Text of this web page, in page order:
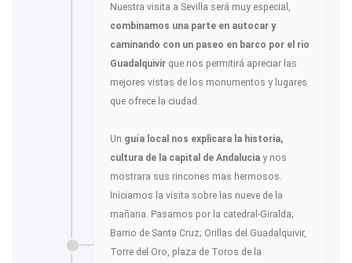
Nuestra visita a Sevilla será muy especial,
combinamos una parte en autocar y
caminando con un paseo en barco por el rio
Guadalquivir que nos permitirá apreciar las
mejores vistas de los monumentos y lugares
que ofrece la ciudad.
Un guía local nos explicara la historia,
cultura de la capital de Andalucia y nos
mostrara sus rincones mas hermosos.
Iniciamos la visita sobre las nueve de la
mañana. Pasamos por la catedral-Giralda;
Barrio de Santa Cruz; Orillas del Guadalquivir,
Torre del Oro, plaza de Toros de la